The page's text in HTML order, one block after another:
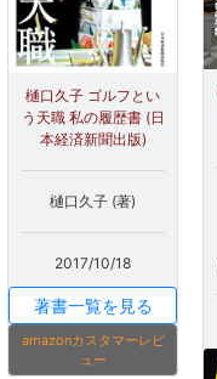
樋口久子 ゴルフとい
う天職 私の履歴書 (日
本経済新聞出版)
樋口久子 (著)
2017/10/18
著書一覧を見る
amazonカスタマーレビ
ュー